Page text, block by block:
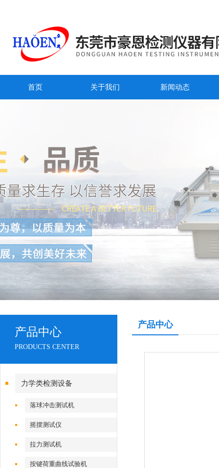
首页 关于我们 新闻动态
产品中心
PRODUCTS CENTER
力学类检测设备
落球冲击测试机
摇摆测试仪
拉力测试机
按键荷重曲线试验机
产品中心